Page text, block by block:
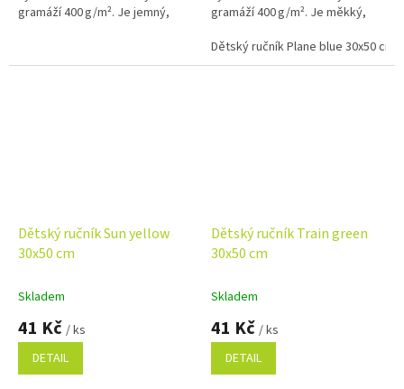
gramáží 400 g/m². Je jemný,
cestách.
gramáží 400 g/m². Je měkký,
použití doma, ve školce i na
cestách.
Dětský ručník Plane blue 30x50 cm
Dětský ručník Sun yellow
30x50 cm
Skladem
41 Kč / ks
DETAIL
Dětský ručník Train green
30x50 cm
Skladem
41 Kč / ks
DETAIL